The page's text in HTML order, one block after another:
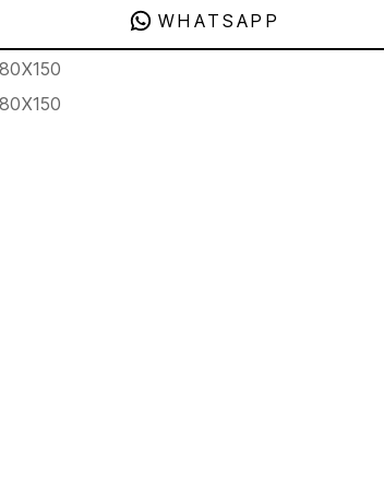
WHATSAPP